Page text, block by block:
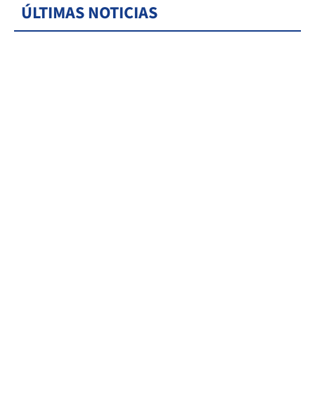
ÚLTIMAS NOTICIAS